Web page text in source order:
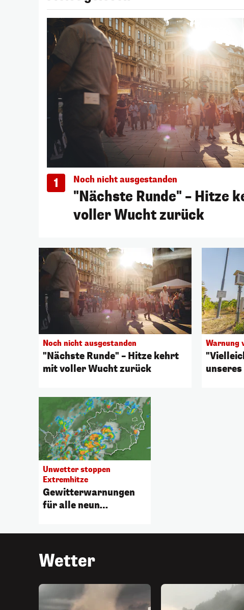
1 Noch nicht ausgestanden
"Nächste Runde" – Hitze
voller Wucht zurück
Noch nicht ausgestanden
"Nächste Runde" – Hitze kehrt
mit voller Wucht zurück
Warnung
Unwetter stoppen
Extremhitze
Gewitterwarnungen
für alle neun
ausgerufen
Wetter